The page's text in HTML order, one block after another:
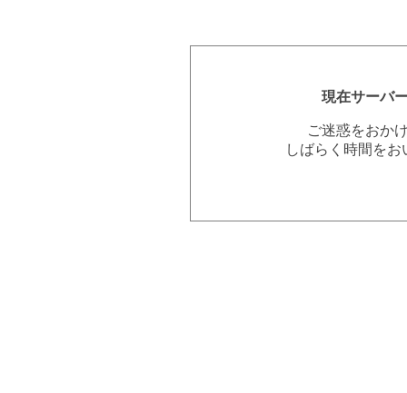
現在サーバ
ご迷惑をおか
しばらく時間を